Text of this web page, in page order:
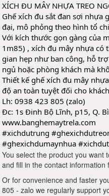
XÍCH ĐU MÂY NHỰA TREO
Ghế xích đu sắt đan sợi nhựa
đại, mô phỏng theo hình tổ
Với kích thước gọn gàng của
1m85) , xích đu mây nhựa có
gian hẹp như ban công, hỗ
ngủ hoặc phòng khách mà
Thiết kế ghế xích đu mây
độ an toàn tuyệt đối cho
Lh: 0938 423 805 (zalo)
Đc: 1s Đinh Bộ Lĩnh, p15, Q.
www.banghemaytrela.com
#xichdutrung
#ghexichdumaynhua
You select the product you want
and fill in the contact
Or for convenience and faster
805 - zalo we regularly support